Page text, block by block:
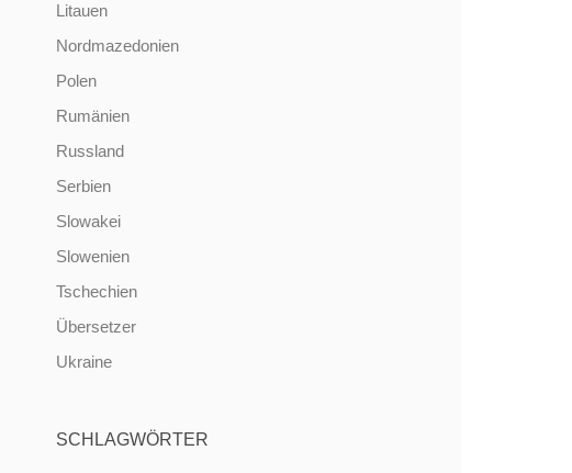
Litauen
Nordmazedonien
Polen
Rumänien
Russland
Serbien
Slowakei
Slowenien
Tschechien
Übersetzer
Ukraine
SCHLAGWÖRTER